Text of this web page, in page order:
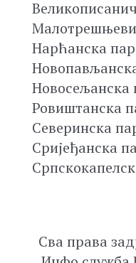
Нарћанска
Новосељанска
Ровиштанска
Северинска
Сријеђанска
Сва права